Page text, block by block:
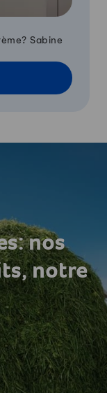
Sabine
nos
notre